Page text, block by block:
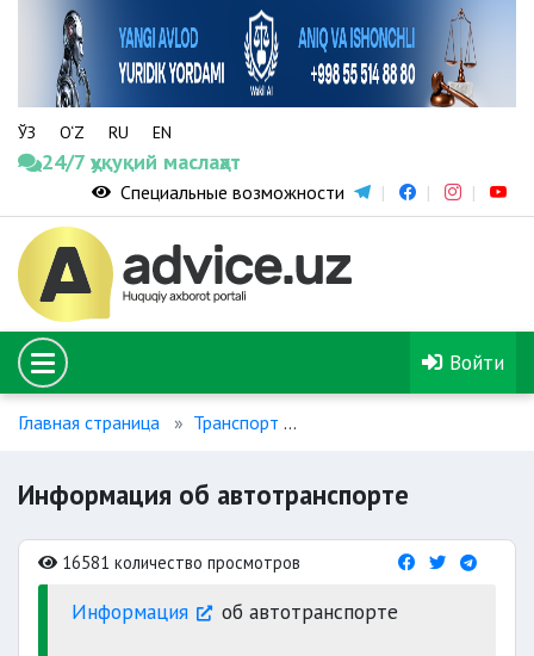
ЎЗ O‘Z RU EN
24/7 ҳуқуқий маслаҳат
Специальные возможности
Войти
Главная страница Транспорт
Информация об автотранспорте
16581 количество просмотров
Информация об автотранспорте